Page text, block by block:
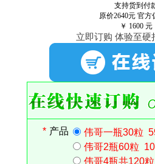
支持货到付
原价2640元 官方
￥ 1600 元
立即订购 体验至硬